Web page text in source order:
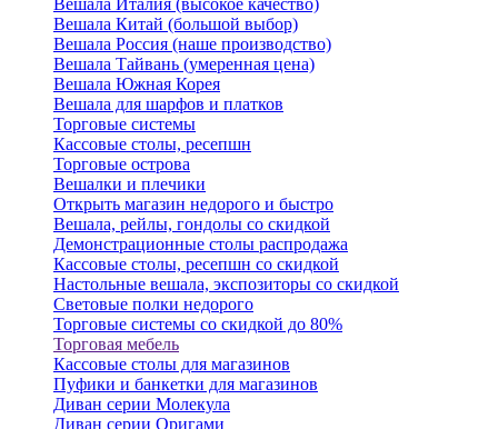
Вешала Италия (высокое качество)
Вешала Китай (большой выбор)
Вешала Россия (наше производство)
Вешала Тайвань (умеренная цена)
Вешала Южная Корея
Вешала для шарфов и платков
Торговые системы
Кассовые столы, ресепшн
Торговые острова
Вешалки и плечики
Открыть магазин недорого и быстро
Вешала, рейлы, гондолы со скидкой
Демонстрационные столы распродажа
Кассовые столы, ресепшн со скидкой
Настольные вешала, экспозиторы со скидкой
Световые полки недорого
Торговые системы со скидкой до 80%
Торговая мебель
Кассовые столы для магазинов
Пуфики и банкетки для магазинов
Диван серии Молекула
Диван серии Оригами